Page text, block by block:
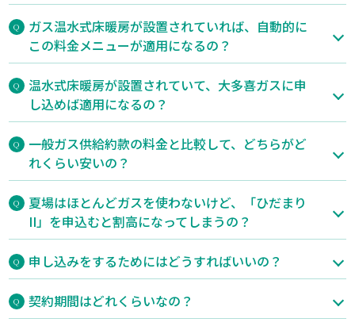
ガス温水式床暖房が設置されていれば、自動的に
この料金メニューが適用になるの？
温水式床暖房が設置されていて、大多喜ガスに申
し込めば適用になるの？
一般ガス供給約款の料金と比較して、どちらがど
れくらい安いの？
夏場はほとんどガスを使わないけど、「ひだまり
II」を申込むと割高になってしまうの？
申し込みをするためにはどうすればいいの？
契約期間はどれくらいなの？